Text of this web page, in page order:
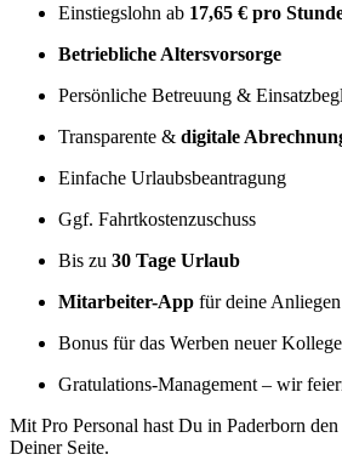
Einstiegslohn ab 17,65 € pro
Betriebliche Altersvorsorge
Persönliche Betreuung &
Transparente & digitale
Einfache Urlaubsbeantragung
Ggf. Fahrtkostenzuschuss
Bis zu 30 Tage Urlaub
Mitarbeiter-App für deine Anliegen
Bonus für das Werben neuer
Gratulations-Management – wir
Mit Pro Personal hast Du in Paderborn den
Deiner Seite.